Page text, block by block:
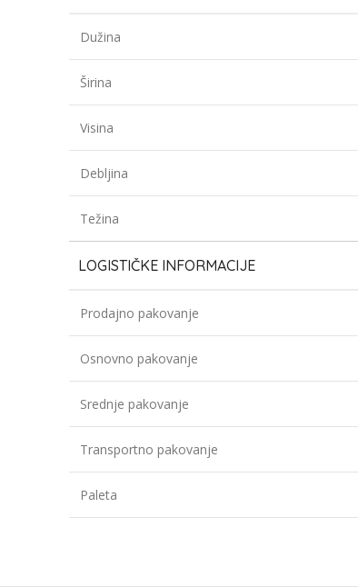
Dužina
Širina
Visina
Debljina
Težina
LOGISTIČKE INFORMACIJE
Prodajno pakovanje
Osnovno pakovanje
Srednje pakovanje
Transportno pakovanje
Paleta